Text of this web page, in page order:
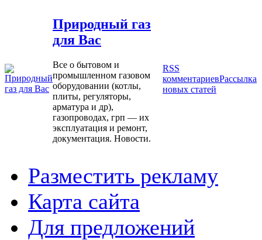
Природный газ
для Вас
Все о бытовом и
промышленном газовом
оборудовании (котлы,
плиты, регуляторы,
арматура и др),
газопроводах, грп — их
эксплуатация и ремонт,
документация. Новости.
RSS
комментариевРассылка
новых статей
Разместить рекламу
Карта сайта
Для предложений